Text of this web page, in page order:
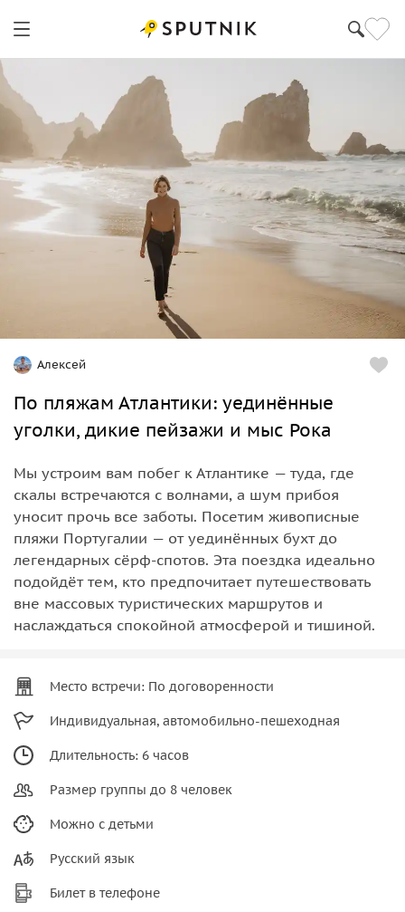
Алексей
По пляжам Атлантики: уединённые
уголки, дикие пейзажи и мыс Рока
Мы устроим вам побег к Атлантике — туда, где
скалы встречаются с волнами, а шум прибоя
уносит прочь все заботы. Посетим живописные
пляжи Португалии — от уединённых бухт до
легендарных сёрф-спотов. Эта поездка идеально
подойдёт тем, кто предпочитает путешествовать
вне массовых туристических маршрутов и
наслаждаться спокойной атмосферой и тишиной.
Место встречи: По договоренности
Индивидуальная, автомобильно-пешеходная
Длительность: 6 часов
Размер группы до 8 человек
Можно с детьми
Русский язык
Билет в телефоне